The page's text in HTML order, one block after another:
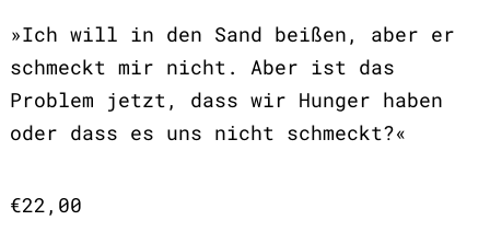
»Ich will in den Sand beißen, aber er
schmeckt mir nicht. Aber ist das
Problem jetzt, dass wir Hunger haben
oder dass es uns nicht schmeckt?«
Regular price
€22,00